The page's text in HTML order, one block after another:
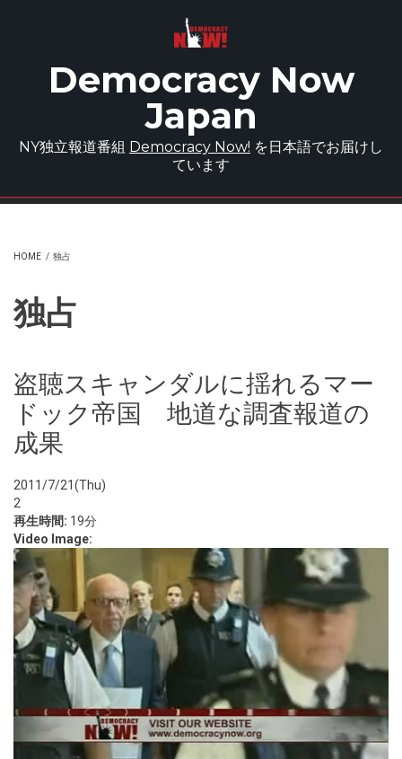
Democracy Now
Japan
NY独立報道番組 Democracy Now! を日本語でお届けし
ています
HOME / 独占
独占
盗聴スキャンダルに揺れるマー
ドック帝国 地道な調査報道の
成果
2011/7/21(Thu)
2
再生時間: 19分
Video Image: